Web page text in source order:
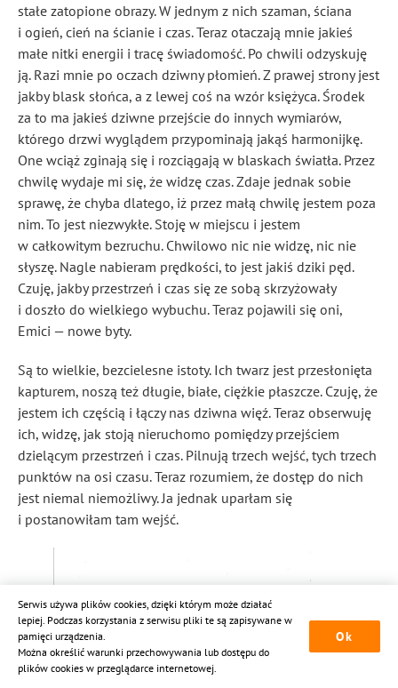
stałe zatopione obrazy. W jednym z nich szaman, ściana
i ogień, cień na ścianie i czas. Teraz otaczają mnie jakieś
małe nitki energii i tracę świadomość. Po chwili odzyskuję
ją. Razi mnie po oczach dziwny płomień. Z prawej strony jest
jakby blask słońca, a z lewej coś na wzór księżyca. Środek
za to ma jakieś dziwne przejście do innych wymiarów,
którego drzwi wyglądem przypominają jakąś harmonijkę.
One wciąż zginają się i rozciągają w blaskach światła. Przez
chwilę wydaje mi się, że widzę czas. Zdaje jednak sobie
sprawę, że chyba dlatego, iż przez małą chwilę jestem poza
nim. To jest niezwykłe. Stoję w miejscu i jestem
w całkowitym bezruchu. Chwilowo nic nie widzę, nic nie
słyszę. Nagle nabieram prędkości, to jest jakiś dziki pęd.
Czuję, jakby przestrzeń i czas się ze sobą skrzyżowały
i doszło do wielkiego wybuchu. Teraz pojawili się oni,
Emici — nowe byty.
Są to wielkie, bezcielesne istoty. Ich twarz jest przesłonięta
kapturem, noszą też długie, białe, ciężkie płaszcze. Czuję, że
jestem ich częścią i łączy nas dziwna więź. Teraz obserwuję
ich, widzę, jak stoją nieruchomo pomiędzy przejściem
dzielącym przestrzeń i czas. Pilnują trzech wejść, tych trzech
punktów na osi czasu. Teraz rozumiem, że dostęp do nich
jest niemal niemożliwy. Ja jednak uparłam się
i postanowiłam tam wejść.
Serwis używa plików cookies, dzięki którym może działać
lepiej. Podczas korzystania z serwisu pliki te są zapisywane w
pamięci urządzenia.
Można określić warunki przechowywania lub dostępu do
plików cookies w przeglądarce internetowej.
Ok